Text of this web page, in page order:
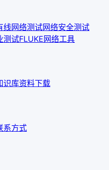
线网络测试网络安全测试
测试FLUKE网络工具
识库资料下载
系方式